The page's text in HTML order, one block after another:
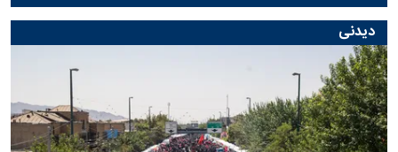
دیدنی